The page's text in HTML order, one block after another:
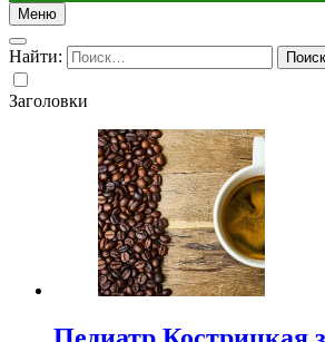
Меню
Найти:
Заголовки